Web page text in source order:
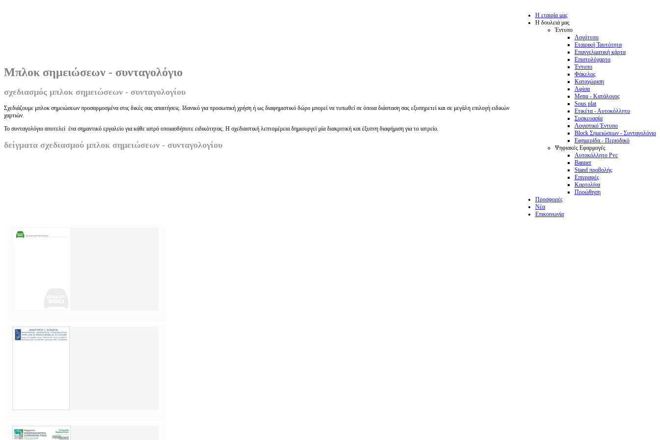
Η εταιρία μας
Η δουλειά μας
Έντυπο
Λογότυπο
Εταιρική Ταυτότητα
Επαγγελματική κάρτα
Επιστολόχαρτο
Έντυπο
Φάκελος
Καταχώριση
Αφίσα
Menu - Κατάλογος
Sous plat
Ετικέτα - Αυτοκόλλητο
Συσκευασία
Λογιστικό Έντυπο
Block Σημειώσεων - Συνταγολόγιο
Εφημερίδα - Περιοδικό
Ψηφιακές Εφαρμογές
Αυτοκόλλητο Pvc
Banner
Stand προβολής
Επιγραφές
Καρτολίνα
Προώθηση
Προσφορές
Νέα
Επικοινωνία
Μπλοκ σημειώσεων - συνταγολόγιο
σχεδιασμός μπλοκ σημειώσεων - συνταγολογίου
Σχεδιάζουμε μπλοκ σημειώσεων προσαρμοσμένα στις δικές σας απαιτήσεις. Ιδανικό για προσωπική χρήση ή ως διαφημιστικό δώρο μπορεί να τυπωθεί σε όποια διάσταση σας εξυπηρετεί και σε μεγάλη επιλογή ειδικών
χαρτιών.
Το συνταγολόγιο αποτελεί ένα σημαντικό εργαλείο για κάθε ιατρό οποιασδήποτε ειδικότητας. Η σχεδιαστική λεπτομέρεια δημιουργεί μία διακριτική και έξυπνη διαφήμιση για το ιατρείο.
δείγματα σχεδιασμού μπλοκ σημειώσεων - συνταγολογίου